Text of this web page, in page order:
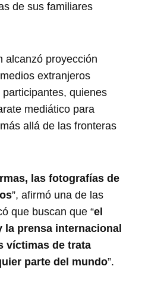
de sus familiares
alcanzó proyección
extranjeros
quienes
mediático para
allá de las fronteras
las fotografías de
”, afirmó una de las
que buscan que “el
prensa internacional
víctimas de trata
parte del mundo”.